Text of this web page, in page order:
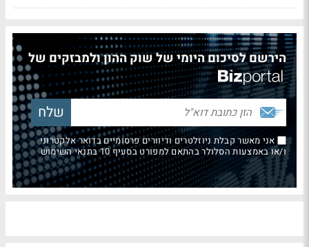
הירשם לסיכום היומי של שוק ההון ולמבזקים של
אני מאשר קבלת ניוזלטרים ודיוורים פרסומיים בדואר אלקטרוני
ו/או באמצעות הסלולר בהתאם למפורט בסעיף 10 בתנאי השימוש